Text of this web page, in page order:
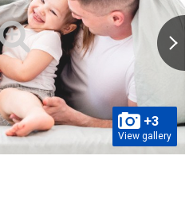
+3
View gallery